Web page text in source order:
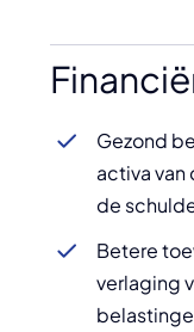
Gezond
activa
de
Betere
verlaging